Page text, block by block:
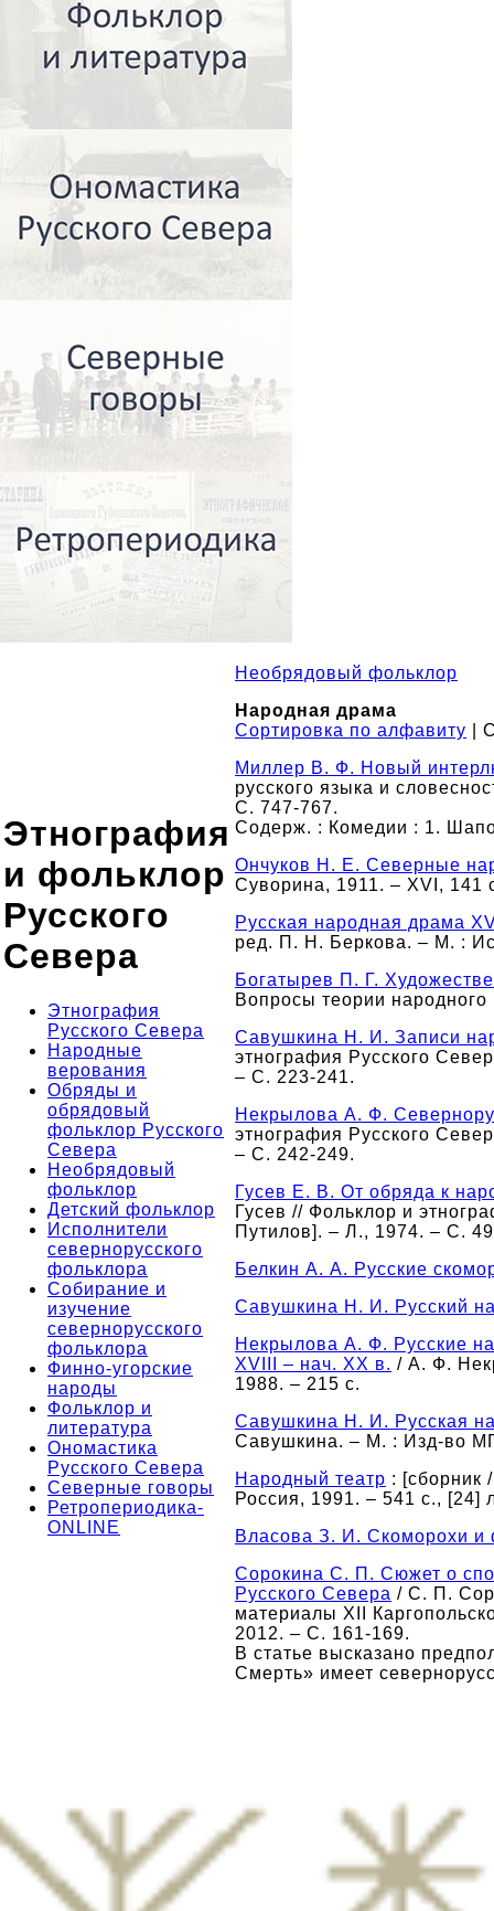
Этнография
и фольклор
Русского
Севера
Этнография
Русского Севера
Народные
верования
Обряды и
обрядовый
фольклор Русского
Севера
Необрядовый
фольклор
Детский фольклор
Исполнители
севернорусского
фольклора
Собирание и
изучение
севернорусского
фольклора
Финно-угорские
народы
Фольклор и
литература
Ономастика
Русского Севера
Северные говоры
Ретропериодика-
ONLINE
Необрядовый фольклор
Народная драма
Сортировка по алфавиту |
Миллер В. Ф. Новый
русского языка и
С. 747-767.
Содерж. : Комедии : 1.
Ончуков Н. Е. Северные
Суворина, 1911. – XVI, 141
Русская народная драма
ред. П. Н. Беркова. – М. :
Богатырев П. Г.
Вопросы теории
Савушкина Н. И. Записи
этнография Русского
– С. 223-241.
Некрылова А. Ф.
этнография Русского
– С. 242-249.
Гусев Е. В. От обряда к
Гусев // Фольклор и
Путилов]. – Л., 1974. – С.
Белкин А. А. Русские
Савушкина Н. И. Русский
Некрылова А. Ф. Русские
XVIII – нач. XX в. / А. Ф.
1988. – 215 с.
Савушкина Н. И. Русская
Савушкина. – М. : Изд-во
Народный театр : [cборник
Россия, 1991. – 541 с., [24]
Власова З. И. Скоморохи и
Сорокина С. П. Сюжет о
Русского Севера / С. П.
материалы XII
2012. – С. 161-169.
В статье высказано
Смерть» имеет